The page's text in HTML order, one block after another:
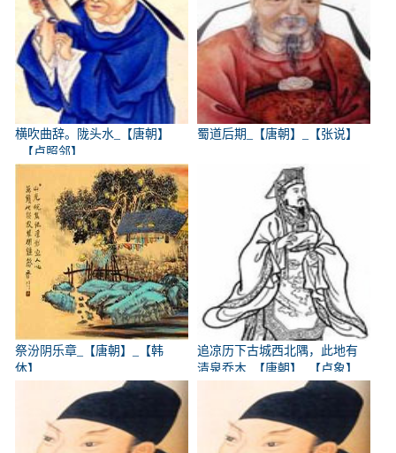
横吹曲辞。陇头水_【唐朝】
_【卢照邻】
蜀道后期_【唐朝】_【张说】
祭汾阴乐章_【唐朝】_【韩
休】
追凉历下古城西北隅，此地有
清泉乔木_【唐朝】_【卢象】